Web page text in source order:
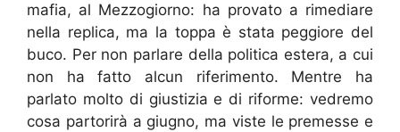
mafia, al Mezzogiorno: ha provato a rimediare
nella replica, ma la toppa è stata peggiore del
buco. Per non parlare della politica estera, a cui
non ha fatto alcun riferimento. Mentre ha
parlato molto di giustizia e di riforme: vedremo
cosa partorirà a giugno, ma viste le premesse e